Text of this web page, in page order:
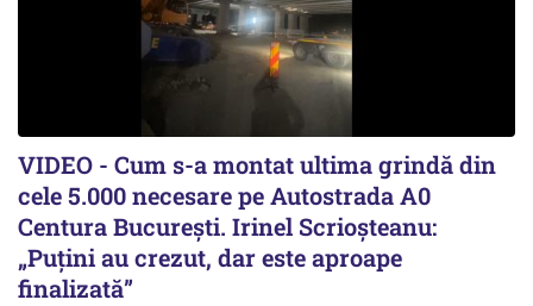
VIDEO - Cum s-a montat ultima grindă din
cele 5.000 necesare pe Autostrada A0
Centura București. Irinel Scrioșteanu:
„Puțini au crezut, dar este aproape
finalizată”